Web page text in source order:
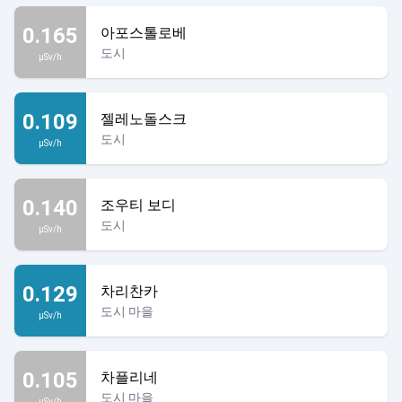
0.165
µSv/h
아포스톨로베
도시
0.109
µSv/h
젤레노돌스크
도시
0.140
µSv/h
조우티 보디
도시
0.129
µSv/h
차리찬카
도시 마을
0.105 차플리네
도시 마을